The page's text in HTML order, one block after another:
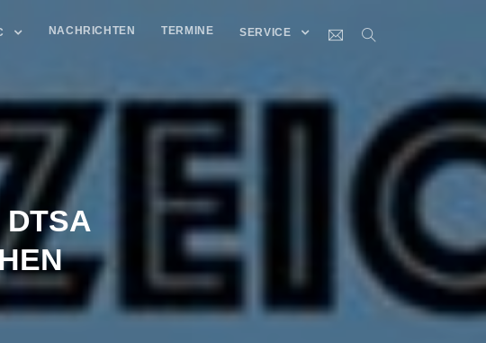
NACHRICHTEN TERMINE SERVICE
DTSA